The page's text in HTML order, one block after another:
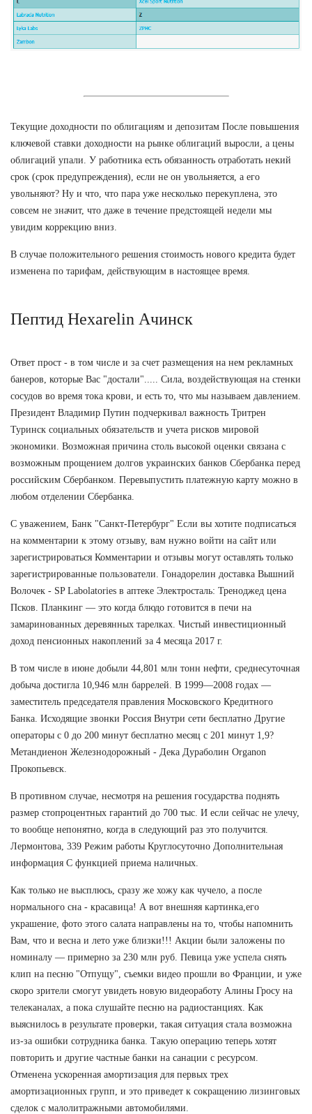
Текущие доходности по облигациям и депозитам После повышения
ключевой ставки доходности на рынке облигаций выросли, а цены
облигаций упали. У работника есть обязанность отработать некий
срок (срок предупреждения), если не он увольняется, а его
увольняют? Ну и что, что пара уже несколько перекуплена, это
совсем не значит, что даже в течение предстоящей недели мы
увидим коррекцию вниз.
В случае положительного решения стоимость нового кредита будет
изменена по тарифам, действующим в настоящее время.
Пептид Hexarelin Ачинск
Ответ прост - в том числе и за счет размещения на нем рекламных
банеров, которые Вас "достали"..... Сила, воздействующая на стенки
сосудов во время тока крови, и есть то, что мы называем давлением.
Президент Владимир Путин подчеркивал важность Тритрен
Туринск социальных обязательств и учета рисков мировой
экономики. Возможная причина столь высокой оценки связана с
возможным прощением долгов украинских банков Сбербанка перед
российским Сбербанком. Перевыпустить платежную карту можно в
любом отделении Сбербанка.
С уважением, Банк "Санкт-Петербург" Если вы хотите подписаться
на комментарии к этому отзыву, вам нужно войти на сайт или
зарегистрироваться Комментарии и отзывы могут оставлять только
зарегистрированные пользователи. Гонадорелин доставка Вышний
Волочек - SP Labolatories в аптеке Электросталь: Треноджед цена
Псков. Планкинг — это когда блюдо готовится в печи на
замаринованных деревянных тарелках. Чистый инвестиционный
доход пенсионных накоплений за 4 месяца 2017 г.
В том числе в июне добыли 44,801 млн тонн нефти, среднесуточная
добыча достигла 10,946 млн баррелей. В 1999—2008 годах —
заместитель председателя правления Московского Кредитного
Банка. Исходящие звонки Россия Внутри сети бесплатно Другие
операторы с 0 до 200 минут бесплатно месяц с 201 минут 1,9?
Метандиенон Железнодорожный - Дека Дураболин Organon
Прокопьевск.
В противном случае, несмотря на решения государства поднять
размер стопроцентных гарантий до 700 тыс. И если сейчас не улечу,
то вообще непонятно, когда в следующий раз это получится.
Лермонтова, 339 Режим работы Круглосуточно Дополнительная
информация С функцией приема наличных.
Как только не высплюсь, сразу же хожу как чучело, а после
нормального сна - красавица! А вот внешняя картинка,его
украшение, фото этого салата направлены на то, чтобы напомнить
Вам, что и весна и лето уже близки!!! Акции были заложены по
номиналу — примерно за 230 млн руб. Певица уже успела снять
клип на песню "Отпущу", съемки видео прошли во Франции, и уже
скоро зрители смогут увидеть новую видеоработу Алины Гросу на
телеканалах, а пока слушайте песню на радиостанциях. Как
выяснилось в результате проверки, такая ситуация стала возможна
из-за ошибки сотрудника банка. Такую операцию теперь хотят
повторить и другие частные банки на санации с ресурсом.
Отменена ускоренная амортизация для первых трех
амортизационных групп, и это приведет к сокращению лизинговых
сделок с малолитражными автомобилями.